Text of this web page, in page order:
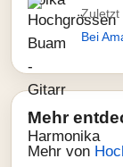
Zuletzt
Bei
Mehr
Mehr von